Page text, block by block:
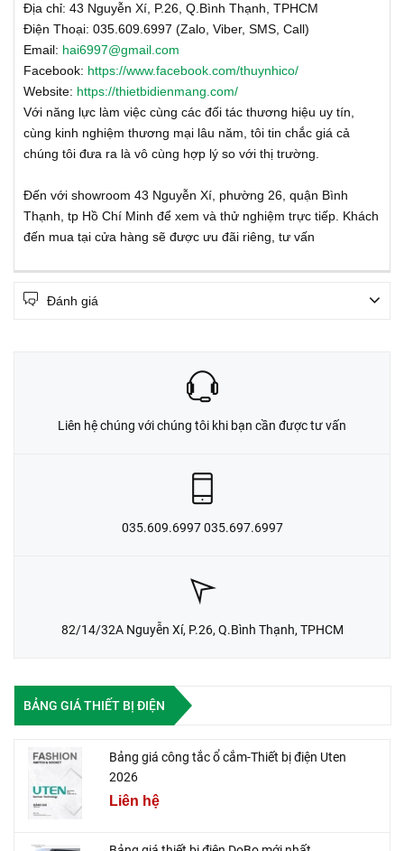
Địa chỉ: 43 Nguyễn Xí, P.26, Q.Bình Thạnh, TPHCM
Điện Thoại: 035.609.6997 (Zalo, Viber, SMS, Call)
Email: hai6997@gmail.com
Facebook: https://www.facebook.com/thuynhico/
Website: https://thietbidienmang.com/
Với năng lực làm việc cùng các đối tác thương hiệu uy tín,
cùng kinh nghiệm thương mại lâu năm, tôi tin chắc giá cả
chúng tôi đưa ra là vô cùng hợp lý so với thị trường.
Đến với showroom 43 Nguyễn Xí, phường 26, quận Bình
Thạnh, tp Hồ Chí Minh để xem và thử nghiệm trực tiếp. Khách
đến mua tại cửa hàng sẽ được ưu đãi riêng, tư vấn
Đánh giá
Liên hệ chúng với chúng tôi khi bạn cần được tư vấn
035.609.6997 035.697.6997
82/14/32A Nguyễn Xí, P.26, Q.Bình Thạnh, TPHCM
BẢNG GIÁ THIẾT BỊ ĐIỆN
Bảng giá công tắc ổ cắm-Thiết bị điện Uten
2026
Liên hệ